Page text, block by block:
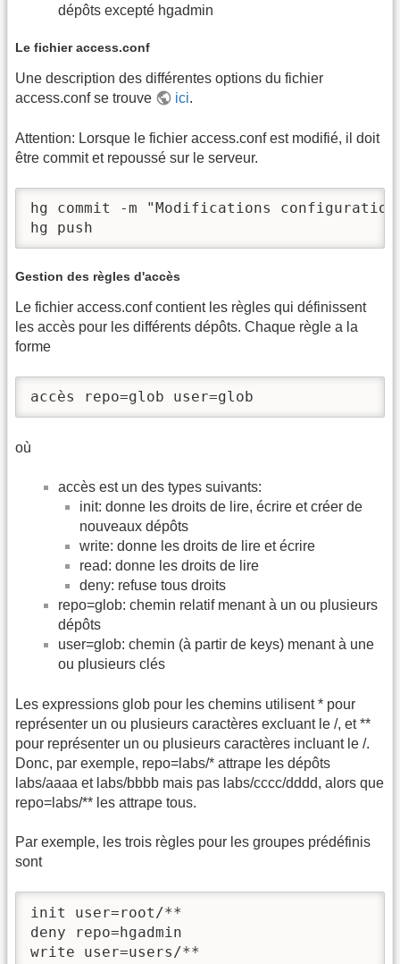
dépôts excepté hgadmin
Le fichier access.conf
Une description des différentes options du fichier
access.conf se trouve
ici.
Attention: Lorsque le fichier access.conf est modifié, il doit
être commit et repoussé sur le serveur.
hg commit -m "Modifications
hg push
Gestion des règles d'accès
Le fichier access.conf contient les règles qui définissent
les accès pour les différents dépôts. Chaque règle a la
forme
accès repo=glob user=glob
où
accès est un des types suivants:
init: donne les droits de lire, écrire et créer de
nouveaux dépôts
write: donne les droits de lire et écrire
read: donne les droits de lire
deny: refuse tous droits
repo=glob: chemin relatif menant à un ou plusieurs
dépôts
user=glob: chemin (à partir de keys) menant à une
ou plusieurs clés
Les expressions glob pour les chemins utilisent * pour
représenter un ou plusieurs caractères excluant le /, et **
pour représenter un ou plusieurs caractères incluant le /.
Donc, par exemple, repo=labs/* attrape les dépôts
labs/aaaa et labs/bbbb mais pas labs/cccc/dddd, alors que
repo=labs/** les attrape tous.
Par exemple, les trois règles pour les groupes prédéfinis
sont
init user=root/**
deny repo=hgadmin
write user=users/**